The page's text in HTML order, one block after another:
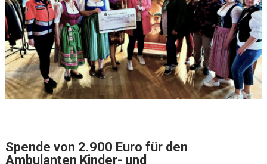
Spende von 2.900 Euro für den
Ambulanten Kinder- und